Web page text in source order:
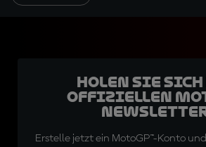
Holen Sie sich
offiziellen
Erstelle jetzt ein MotoGP™-Konto